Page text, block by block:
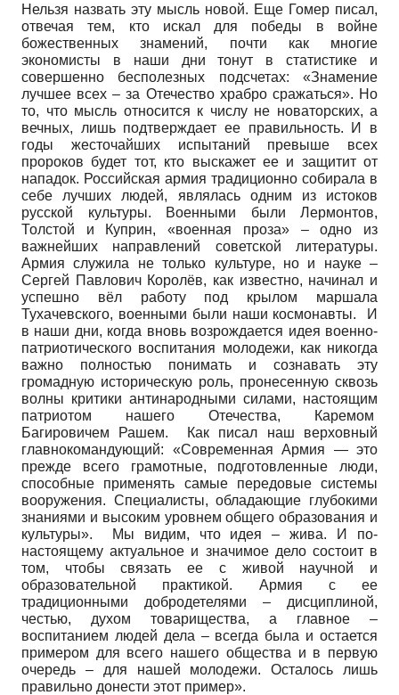
Нельзя назвать эту мысль новой. Еще Гомер писал,
отвечая тем, кто искал для победы в войне
божественных знамений, почти как многие
экономисты в наши дни тонут в статистике и
совершенно бесполезных подсчетах: «Знамение
лучшее всех – за Отечество храбро сражаться». Но
то, что мысль относится к числу не новаторских, а
вечных, лишь подтверждает ее правильность. И в
годы жесточайших испытаний превыше всех
пророков будет тот, кто выскажет ее и защитит от
нападок. Российская армия традиционно собирала в
себе лучших людей, являлась одним из истоков
русской культуры. Военными были Лермонтов,
Толстой и Куприн, «военная проза» – одно из
важнейших направлений советской литературы.
Армия служила не только культуре, но и науке –
Сергей Павлович Королёв, как известно, начинал и
успешно вёл работу под крылом маршала
Тухачевского, военными были наши космонавты. И
в наши дни, когда вновь возрождается идея военно-
патриотического воспитания молодежи, как никогда
важно полностью понимать и сознавать эту
громадную историческую роль, пронесенную сквозь
волны критики антинародными силами, настоящим
патриотом нашего Отечества, Каремом
Багировичем Рашем. Как писал наш верховный
главнокомандующий: «Современная Армия — это
прежде всего грамотные, подготовленные люди,
способные применять самые передовые системы
вооружения. Специалисты, обладающие глубокими
знаниями и высоким уровнем общего образования и
культуры». Мы видим, что идея – жива. И по-
настоящему актуальное и значимое дело состоит в
том, чтобы связать ее с живой научной и
образовательной практикой. Армия с ее
традиционными добродетелями – дисциплиной,
честью, духом товарищества, а главное –
воспитанием людей дела – всегда была и остается
примером для всего нашего общества и в первую
очередь – для нашей молодежи. Осталось лишь
правильно донести этот пример».